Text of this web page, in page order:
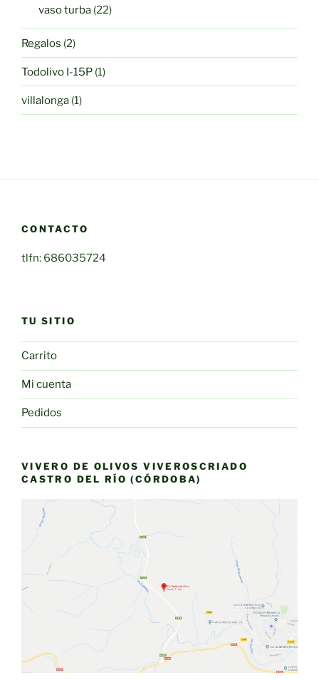
vaso turba 2222
productos
Regalos 22
productos
Todolivo I-15P 11
producto
villalonga 11
producto
CONTACTO
tlfn: 686035724
TU SITIO
Carrito
Mi cuenta
Pedidos
VIVERO DE OLIVOS VIVEROSCRIADO
CASTRO DEL RÍO (CÓRDOBA)